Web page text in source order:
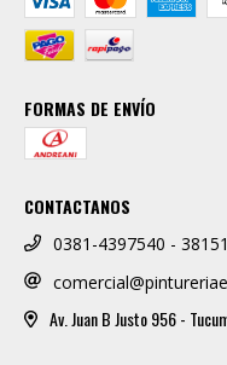
FORMAS DE ENVÍO
CONTACTANOS
0381-4397540 -
Av. Juan B Justo 956 -